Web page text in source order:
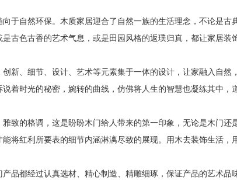
于自然环保。木质家居迎合了自然一族的生活理念，不论是古
古色古香的艺术气息，或是田园风格的返璞归真，都让家居装
新、细节、设计、艺术等元素集于一体的设计，让家融入自然
着时光的秘密，婉转的曲线，仿佛将人生的智慧也凝练其中，
致的格调，这是盼盼木门给人带来的第一印象，无论是木门还
将红利所要表的细节内涵淋漓尽致的展现。用木去装饰生活，
品都经过认真选材、精心制造、精雕细琢，保证产品的艺术品